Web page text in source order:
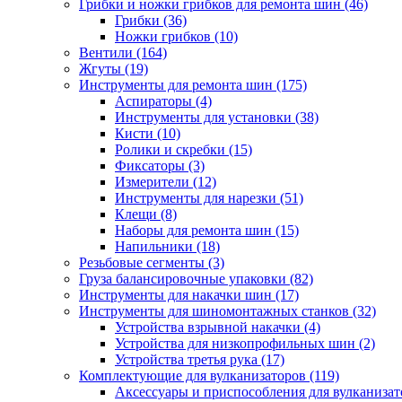
Грибки и ножки грибков для ремонта шин (46)
Грибки (36)
Ножки грибков (10)
Вентили (164)
Жгуты (19)
Инструменты для ремонта шин (175)
Аспираторы (4)
Инструменты для установки (38)
Кисти (10)
Ролики и скребки (15)
Фиксаторы (3)
Измерители (12)
Инструменты для нарезки (51)
Клещи (8)
Наборы для ремонта шин (15)
Напильники (18)
Резьбовые сегменты (3)
Груза балансировочные упаковки (82)
Инструменты для накачки шин (17)
Инструменты для шиномонтажных станков (32)
Устройства взрывной накачки (4)
Устройства для низкопрофильных шин (2)
Устройства третья рука (17)
Комплектующие для вулканизаторов (119)
Аксессуары и приспособления для